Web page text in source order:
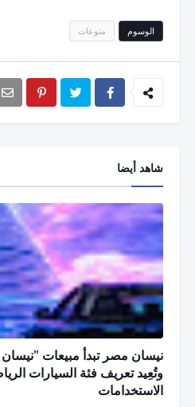
الوسوم منوعات
شاهد أيضا
نيسان مصر تبدأ مبيعات
وتُعِيد تعريف فئة السيارات
الاستخدامات